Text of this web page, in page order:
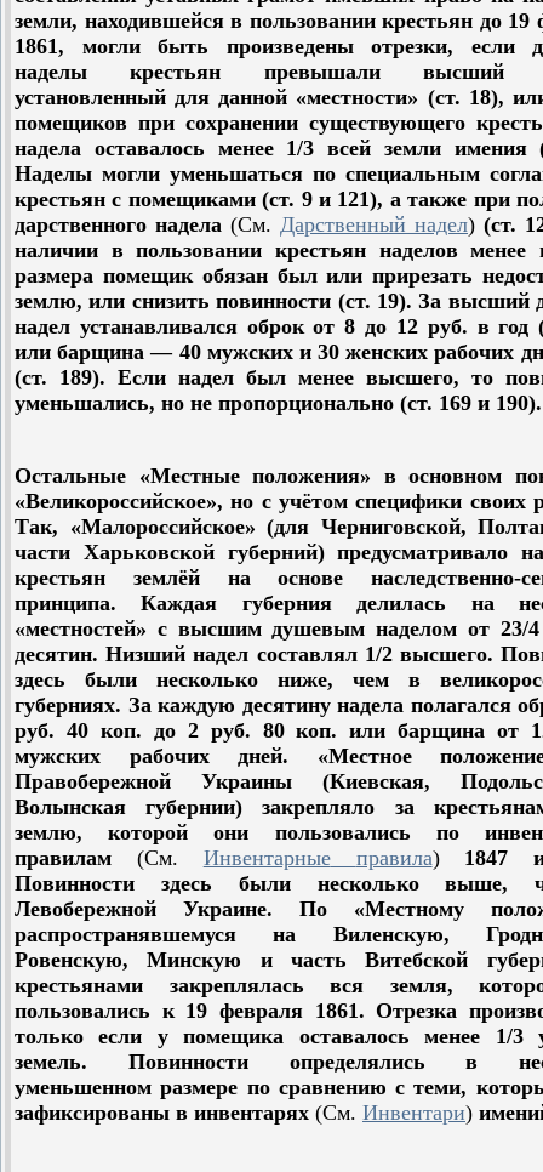
земли, находившейся в пользовании крестьян до 19
1861, могли быть произведены отрезки, если
наделы крестьян превышали высший
установленный для данной «местности» (ст. 18),
помещиков при сохранении существующего
надела оставалось менее 1/3 всей земли имения
Наделы могли уменьшаться по специальным
крестьян с помещиками (ст. 9 и 121), а также при
дарственного надела (См. Дарственный надел) (ст.
наличии в пользовании крестьян наделов менее
размера помещик обязан был или прирезать
землю, или снизить повинности (ст. 19). За высший
надел устанавливался оброк от 8 до 12 руб. в год
или барщина — 40 мужских и 30 женских рабочих
(ст. 189). Если надел был менее высшего, то
уменьшались, но не пропорционально (ст. 169 и 190).
Остальные «Местные положения» в основном
«Великороссийское», но с учётом специфики своих
Так, «Малороссийское» (для Черниговской,
части Харьковской губерний) предусматривало
крестьян землёй на основе наследственно-
принципа. Каждая губерния делилась на
«местностей» с высшим душевым наделом от 23/
десятин. Низший надел составлял 1/2 высшего.
здесь были несколько ниже, чем в
губерниях. За каждую десятину надела полагался
руб. 40 коп. до 2 руб. 80 коп. или барщина от
мужских рабочих дней. «Местное
Правобережной Украины (Киевская,
Волынская губернии) закрепляло за
землю, которой они пользовались по
правилам (См. Инвентарные правила)
1847
Повинности здесь были несколько выше,
Левобережной Украине. По «Местному
распространявшемуся на Виленскую,
Ровенскую, Минскую и часть Витебской
крестьянами закреплялась вся земля,
пользовались к 19 февраля 1861. Отрезка
только если у помещика оставалось менее 1/3
земель. Повинности определялись в
уменьшенном размере по сравнению с теми,
зафиксированы в инвентарях (См. Инвентари)